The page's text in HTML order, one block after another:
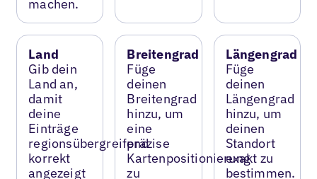
machen.
Land
Gib dein
Land an,
damit
deine
Einträge
regionsübergreifend
korrekt
angezeigt
Breitengrad
Füge
deinen
Breitengrad
hinzu, um
eine
präzise
Kartenpositionierung
zu
Längengrad
Füge
deinen
Längengrad
hinzu, um
deinen
Standort
exakt zu
bestimmen.